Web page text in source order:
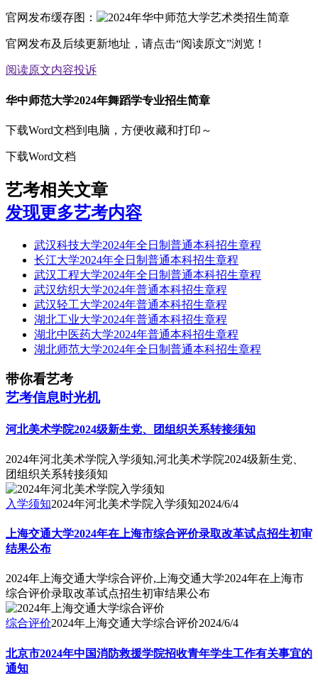
官网发布缓存图：
官网发布及后续更新地址，请点击“阅读原文”浏览！
阅读原文内容投诉
华中师范大学2024年舞蹈学专业招生简章
下载Word文档到电脑，方便收藏和打印～
下载Word文档
艺考相关文章
发现更多艺考内容
武汉科技大学2024年全日制普通本科招生章程
长江大学2024年全日制普通本科招生章程
武汉工程大学2024年全日制普通本科招生章程
武汉纺织大学2024年普通本科招生章程
武汉轻工大学2024年普通本科招生章程
湖北工业大学2024年普通本科招生章程
湖北中医药大学2024年普通本科招生章程
湖北师范大学2024年全日制普通本科招生章程
带你看艺考
艺考信息时光机
河北美术学院2024级新生党、团组织关系转接须知
2024年河北美术学院入学须知,河北美术学院2024级新生党、
团组织关系转接须知
入学须知2024年河北美术学院入学须知2024/6/4
上海交通大学2024年在上海市综合评价录取改革试点招生初审
结果公布
2024年上海交通大学综合评价,上海交通大学2024年在上海市
综合评价录取改革试点招生初审结果公布
综合评价2024年上海交通大学综合评价2024/6/4
北京市2024年中国消防救援学院招收青年学生工作有关事宜的
通知